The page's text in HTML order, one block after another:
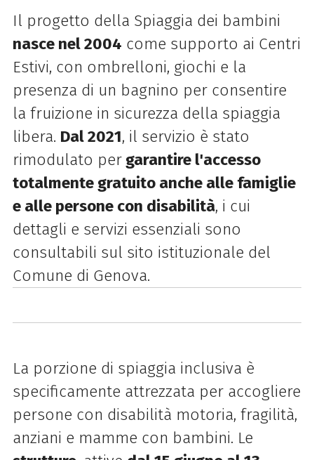
Il progetto della Spiaggia dei bambini
nasce nel 2004 come supporto ai Centri
Estivi, con ombrelloni, giochi e la
presenza di un bagnino per consentire
la fruizione in sicurezza della spiaggia
libera. Dal 2021, il servizio è stato
rimodulato pergarantire l'accesso
totalmente gratuito anche alle famiglie
e alle persone con disabilità, i cui
dettagli e servizi essenziali sono
consultabili sul sito istituzionale del
Comune di Genova.
La porzione di spiaggia inclusiva è
specificamente attrezzata per accogliere
persone con disabilità motoria, fragilità,
anziani e mamme con bambini. Le